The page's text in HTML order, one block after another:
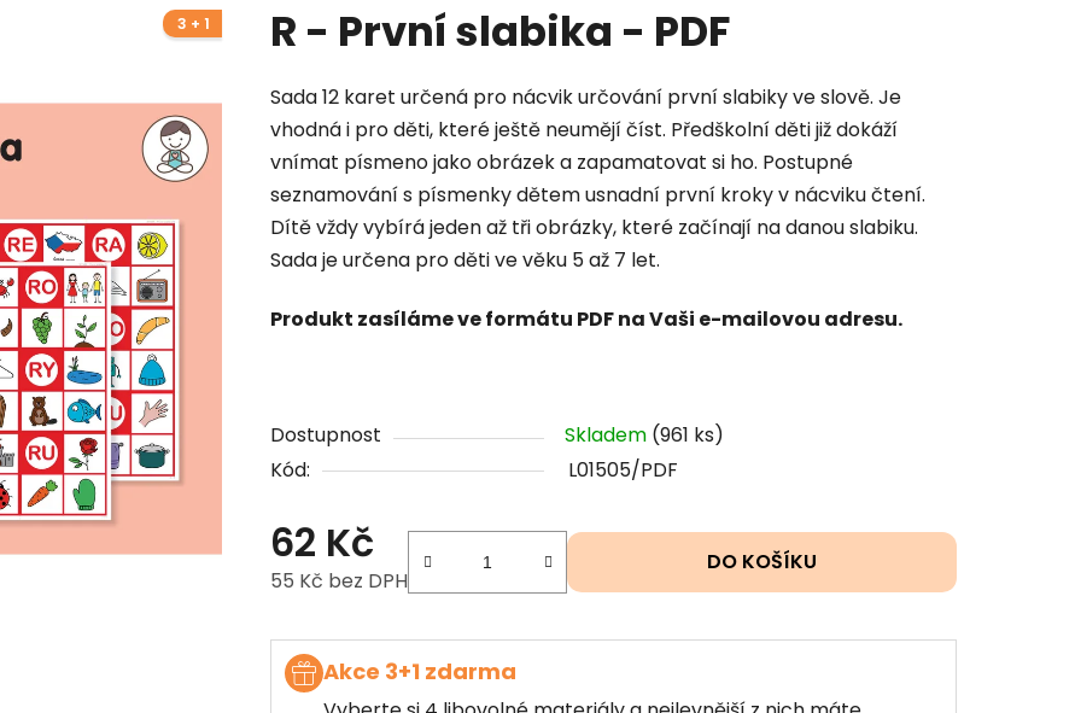
R - První slabika - PDF
Sada 12 karet určená pro nácvik určování první slabiky ve slově. Je
vhodná i pro děti, které ještě neumějí číst. Předškolní děti již dokáží
vnímat písmeno jako obrázek a zapamatovat si ho. Postupné
seznamování s písmenky dětem usnadní první kroky v nácviku čtení.
Dítě vždy vybírá jeden až tři obrázky, které začínají na danou slabiku.
Sada je určena pro děti ve věku 5 až 7 let.
Produkt zasíláme ve formátu PDF na Vaši e-mailovou adresu.
Dostupnost Skladem (961 ks)
Kód:
L01505/PDF
62 Kč
55 Kč bez DPH
DO KOŠÍKU
Akce 3+1 zdarma
3 + 1